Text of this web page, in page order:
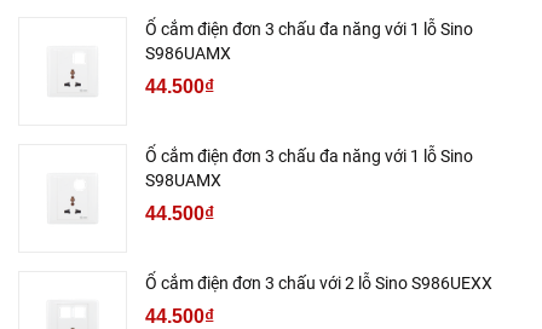
Ổ cắm điện đơn 3 chấu đa năng với 1 lỗ Sino
S986UAMX
44.500₫
Ổ cắm điện đơn 3 chấu đa năng với 1 lỗ Sino
S98UAMX
44.500₫
Ổ cắm điện đơn 3 chấu với 2 lỗ Sino S986UEXX
44.500₫